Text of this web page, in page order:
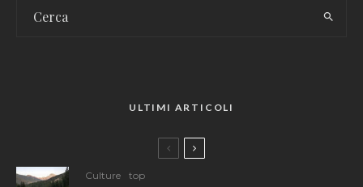
ULTIMI ARTICOLI
Culture top